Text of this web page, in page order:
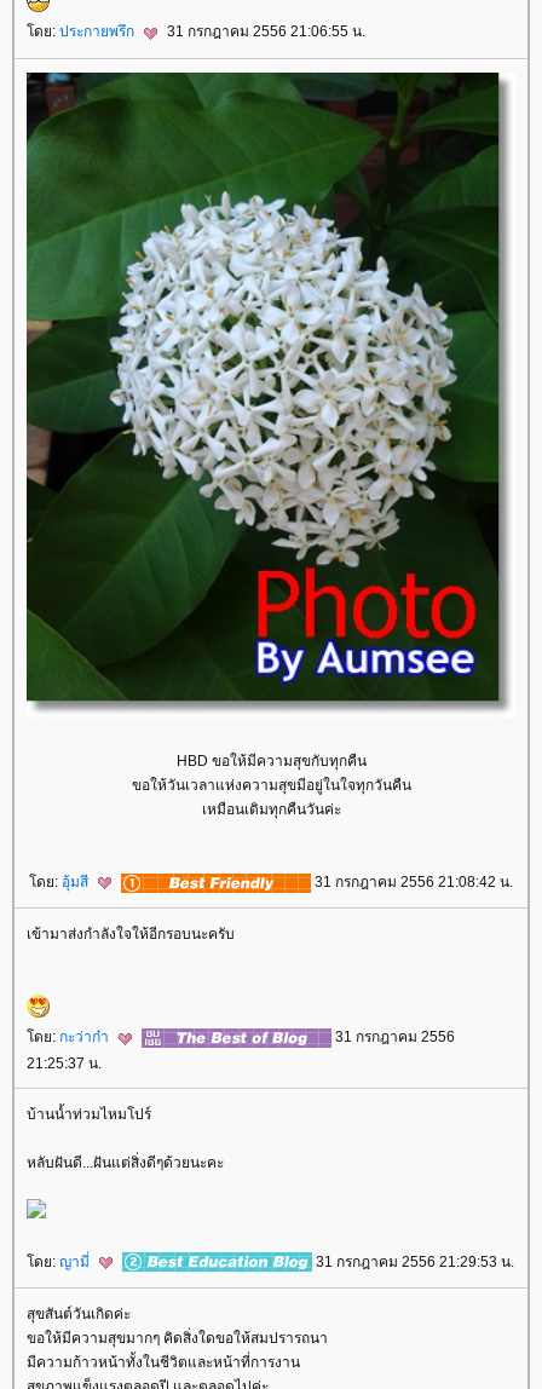
ดย: ประกายพรึก 31 กรกฎาคม 2556 21:06:55 น.
HBD ขอให้มีความสุขกับทุกคืน
ขอให้วันเวลาแห่งความสุขมีอยู่ในใจทุกวันคืน
เหมือนเดิมทุกคืนวันค่ะ
ดย: อุ้มสี 31 กรกฎาคม 2556 21:08:42 น.
เข้ามาส่งกำลังใจให้อีกรอบนะครับ
ดย: กะว่าก๋า
31 กรกฎาคม 2556
21:25:37 น.
บ้านน้ำท่วมไหมโปร์
หลับฝันดี...ฝันแต่สิ่งดีๆด้วยนะคะ
ดย: ญามี่ 31 กรกฎาคม 2556 21:29:53 น.
สุขสันต์วันเกิดค่ะ
ขอให้มีความสุขมากๆ คิดสิ่งใดขอให้สมปรารถนา
มีความก้าวหน้าทั้งในชีวิตและหน้าที่การงาน